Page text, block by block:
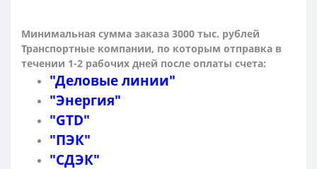
Минимальная сумма заказа 3000 тыс. рублей
Транспортные компании, по которым отправка в
течении 1-2 рабочих дней после оплаты счета:
"Деловые линии"
"Энергия"
"GTD"
"ПЭК"
"СДЭК"